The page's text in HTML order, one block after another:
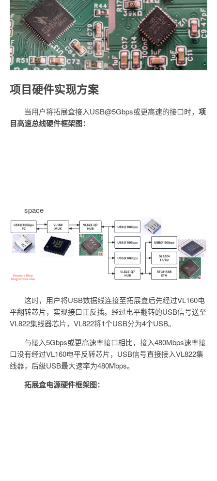
项目硬件实现方案
当用户将拓展盒接入USB@5Gbps或更高速的接口时， 项
目高速总线硬件框架图：
space
这时，用户将USB数据线连接至拓展盒后先经过VL160电
平翻转芯片，实现接口正反插。经过电平翻转的USB信号送至
VL822集线器芯片，VL822将1个USB分为4个USB。
与接入5Gbps或更高速率接口相比，接入480Mbps速率接
口没有经过VL160电平反转芯片，USB信号直接接入VL822集
线器，后级USB最大速率为480Mbps。
拓展盒电源硬件框架图：